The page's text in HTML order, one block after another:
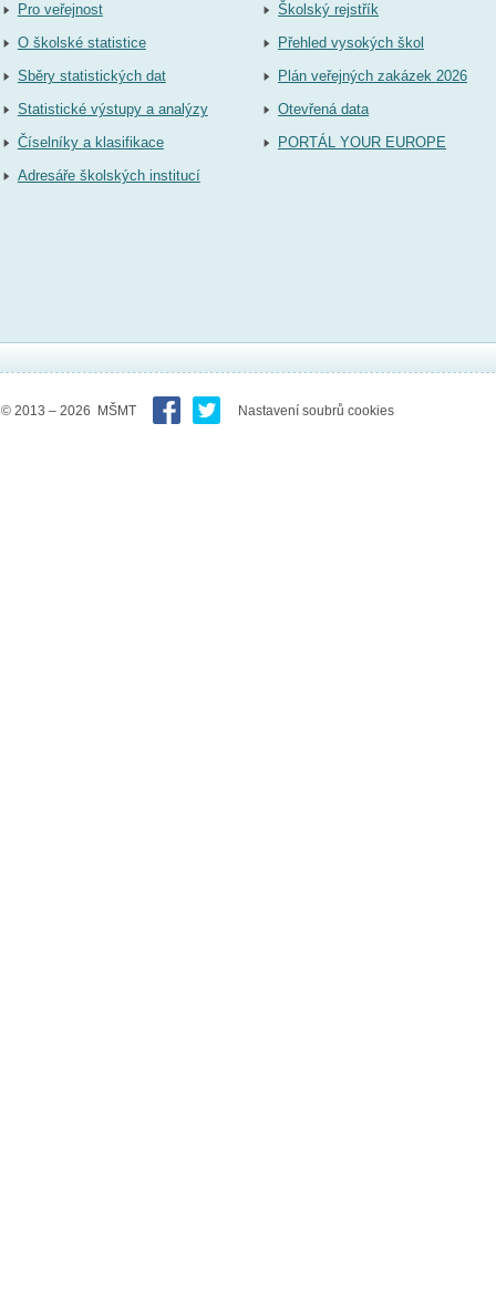
Pro veřejnost
O školské statistice
Sběry statistických dat
Statistické výstupy a analýzy
Číselníky a klasifikace
Adresáře školských institucí
Školský rejstřík
Přehled vysokých škol
Plán veřejných zakázek 2026
Otevřená data
PORTÁL YOUR EUROPE
© 2013 – 2026 MŠMT Nastavení soubrů cookies